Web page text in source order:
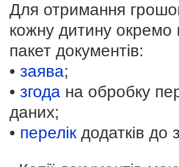
Для отримання
кожну дитину окремо
пакет документів:
• заява;
• згода на обробку
даних;
• перелік додатків до